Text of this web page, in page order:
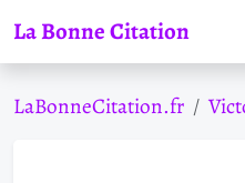
La Bonne Citation
LaBonneCitation.fr